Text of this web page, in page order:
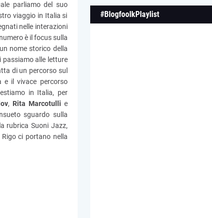
parliamo del suo
viaggio in Italia si
nelle interazioni
è il focus sulla
nome storico della
passiamo alle letture
di un percorso sul
e il vivace percorso
in Italia, per
, Rita Marcotulli e
sguardo sulla
rubrica Suoni Jazz,
ci portano nella
#BlogfoolkPlaylist